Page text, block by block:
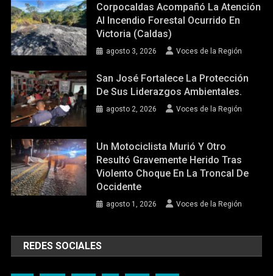
Corpocaldas Acompañó La Atención
Al Incendio Forestal Ocurrido En
Victoria (Caldas)
agosto 3, 2026 Voces de la Región
San José Fortalece La Protección
De Sus Liderazgos Ambientales.
agosto 2, 2026 Voces de la Región
Un Motociclista Murió Y Otro
Resultó Gravemente Herido Tras
Violento Choque En La Troncal De
Occidente
agosto 1, 2026 Voces de la Región
REDES SOCIALES